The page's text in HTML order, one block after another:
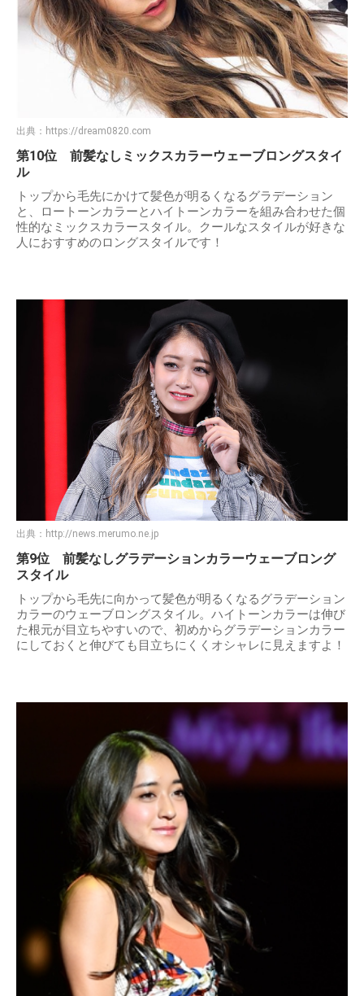
出典： https://dream0820.com
第10位 前髪なしミックスカラーウェーブロングスタイ
ル
トップから毛先にかけて髪色が明るくなるグラデーション
と、ロートーンカラーとハイトーンカラーを組み合わせた個
性的なミックスカラースタイル。クールなスタイルが好きな
人におすすめのロングスタイルです！
出典： http://news.merumo.ne.jp
第9位 前髪なしグラデーションカラーウェーブロング
スタイル
トップから毛先に向かって髪色が明るくなるグラデーション
カラーのウェーブロングスタイル。ハイトーンカラーは伸び
た根元が目立ちやすいので、初めからグラデーションカラー
にしておくと伸びても目立ちにくくオシャレに見えますよ！